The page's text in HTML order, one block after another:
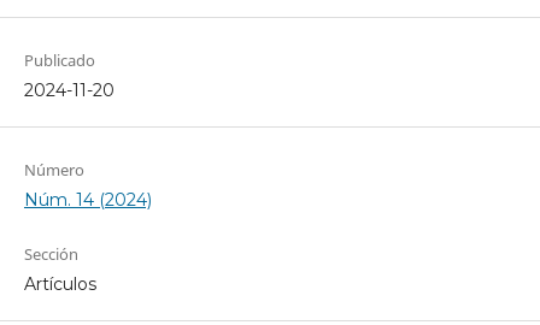
Publicado
2024-11-20
Número
Núm. 14 (2024)
Sección
Artículos